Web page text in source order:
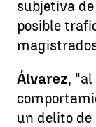
subjetiva
posible
Álvarez,
un delito de